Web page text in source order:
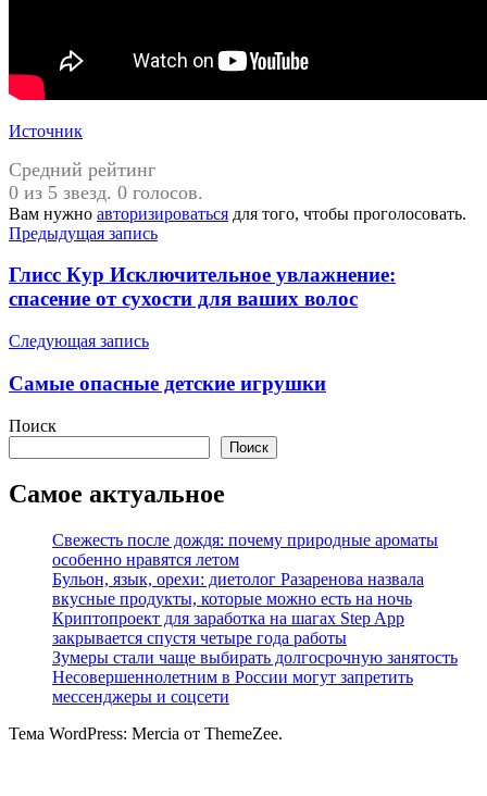
Источник
Средний рейтинг
0 из 5 звезд. 0 голосов.
Вам нужно авторизироваться для того, чтобы проголосовать.
Навигация
по
записям
Предыдущая запись
Глисс Кур Исключительное увлажнение:
спасение от сухости для ваших волос
Следующая запись
Самые опасные детские игрушки
Поиск
Поиск
Самое актуальное
Свежесть после дождя: почему природные ароматы
особенно нравятся летом
Бульон, язык, орехи: диетолог Разаренова назвала
вкусные продукты, которые можно есть на ночь
Криптопроект для заработка на шагах Step App
закрывается спустя четыре года работы
Зумеры стали чаще выбирать долгосрочную занятость
Несовершеннолетним в России могут запретить
мессенджеры и соцсети
Тема WordPress: Mercia от ThemeZee.